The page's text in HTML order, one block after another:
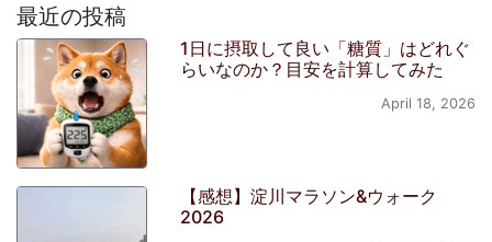
最近の投稿
1日に摂取して良い「糖質」はどれぐ
らいなのか？目安を計算してみた
April 18, 2026
【感想】淀川マラソン&ウォーク
2026